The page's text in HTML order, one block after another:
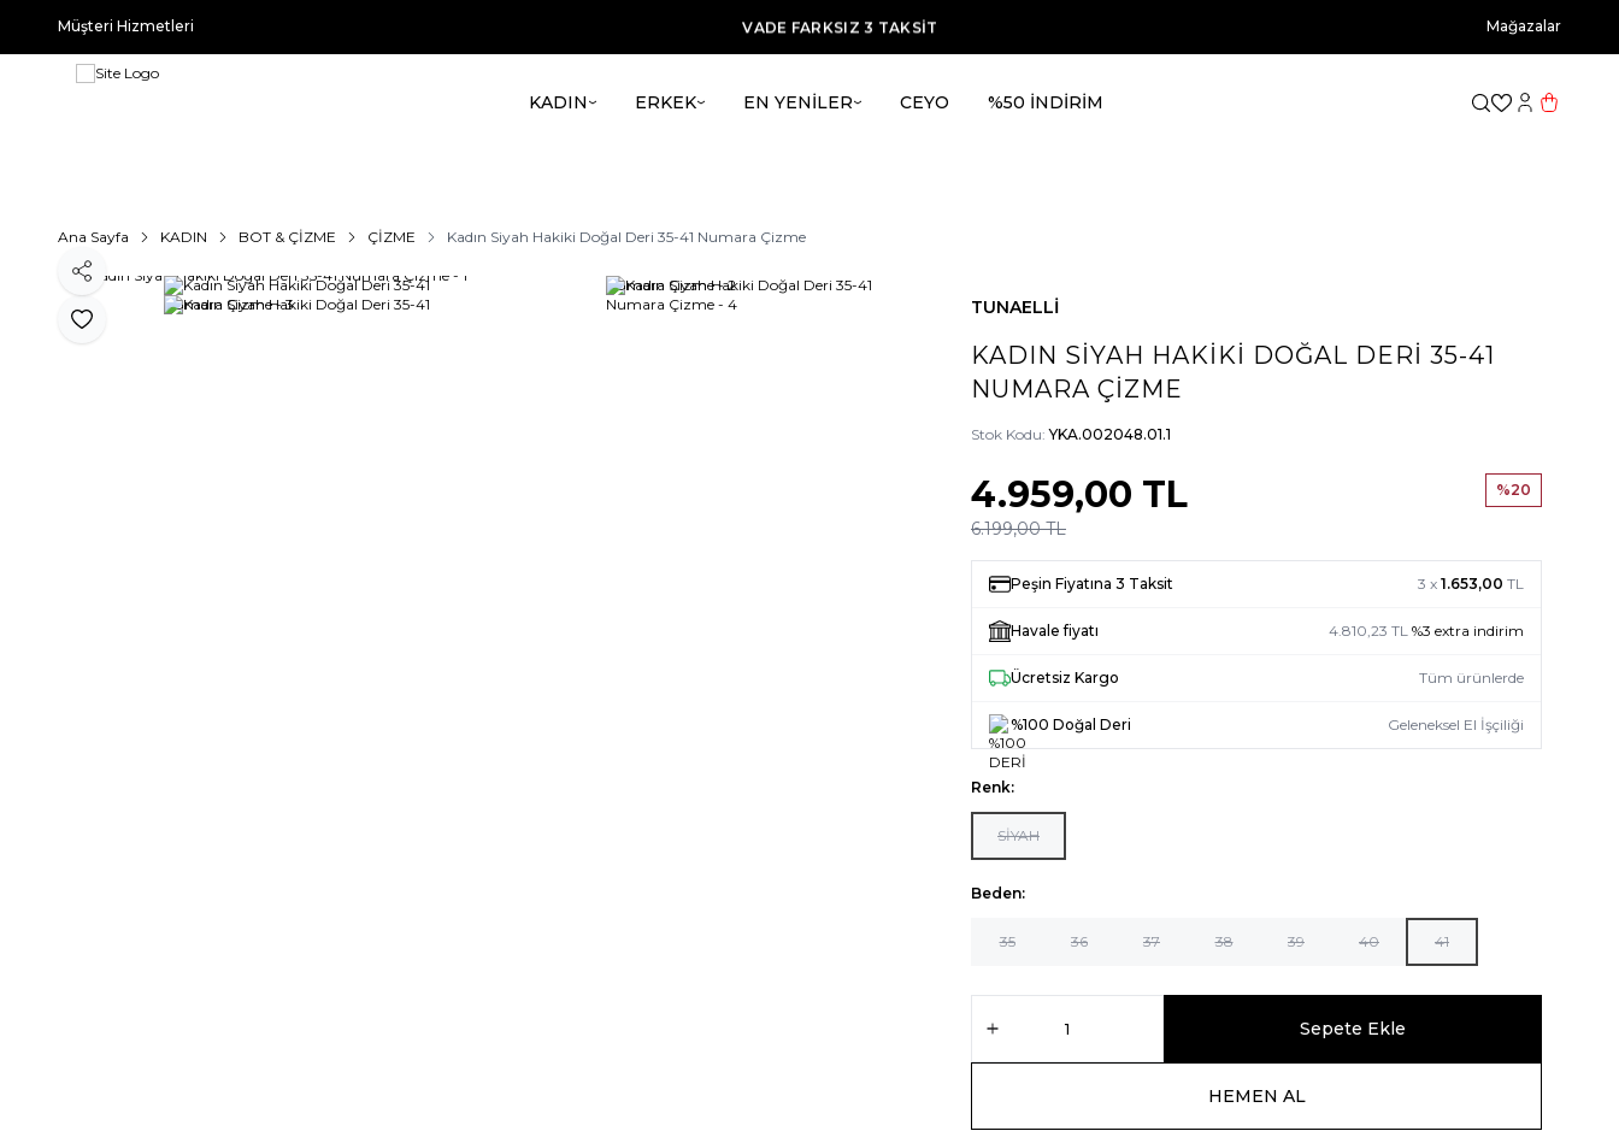
Müşteri Hizmetleri
VADE FARKSIZ 3 TAKSİT
TÜM ÜRÜNLERDE %20 İNDİRİM + ilk alışverşie %15 indirim
Mağazalar
KADIN ERKEK EN YENİLER CEYO %50 İNDİRİM Favorilerim
Hesabım
Sepetim
Ana Sayfa KADIN BOT & ÇİZME ÇİZME Kadın Siyah Hakiki Doğal Deri 35-41 Numara Çizme
Favoriye Ekle
Paylaş
TUNAELLİ
KADIN SIYAH HAKIKI DOĞAL DERI 35-41
NUMARA ÇIZME
Stok Kodu:YKA.002048.01.1
6.199,00TL
4.959,00 TL %20
Peşin Fiyatına 3 Taksit 3 x 1.653,00 TL
Havale fiyatı 4.810,23 TL %3 extra indirim
Ücretsiz Kargo Tüm ürünlerde
%100 Doğal Deri Geleneksel El İşçiliği
Renk:
SİYAH
Beden:
35 36 37 38 39 40 41
Sepete Ekle
HEMEN AL